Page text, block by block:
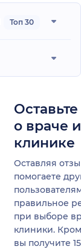
Топ 30
о враче
клинике
Оставляя
помогаете
правильное
при выборе
клиники.
вы получите